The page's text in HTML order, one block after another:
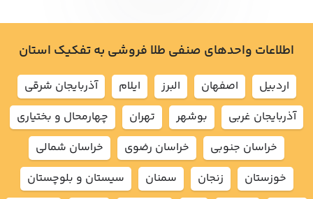
اطلاعات واحدهای صنفی طلا فروشی به تفکیک استان
اردبيل اصفهان البرز ايلام
آذربايجان شرقي
آذربايجان غربي
بوشهر تهران
چهارمحال و بختياري
خراسان جنوبي
خراسان رضوي
خراسان شمالي
خوزستان
زنجان سمنان
سيستان و بلوچستان